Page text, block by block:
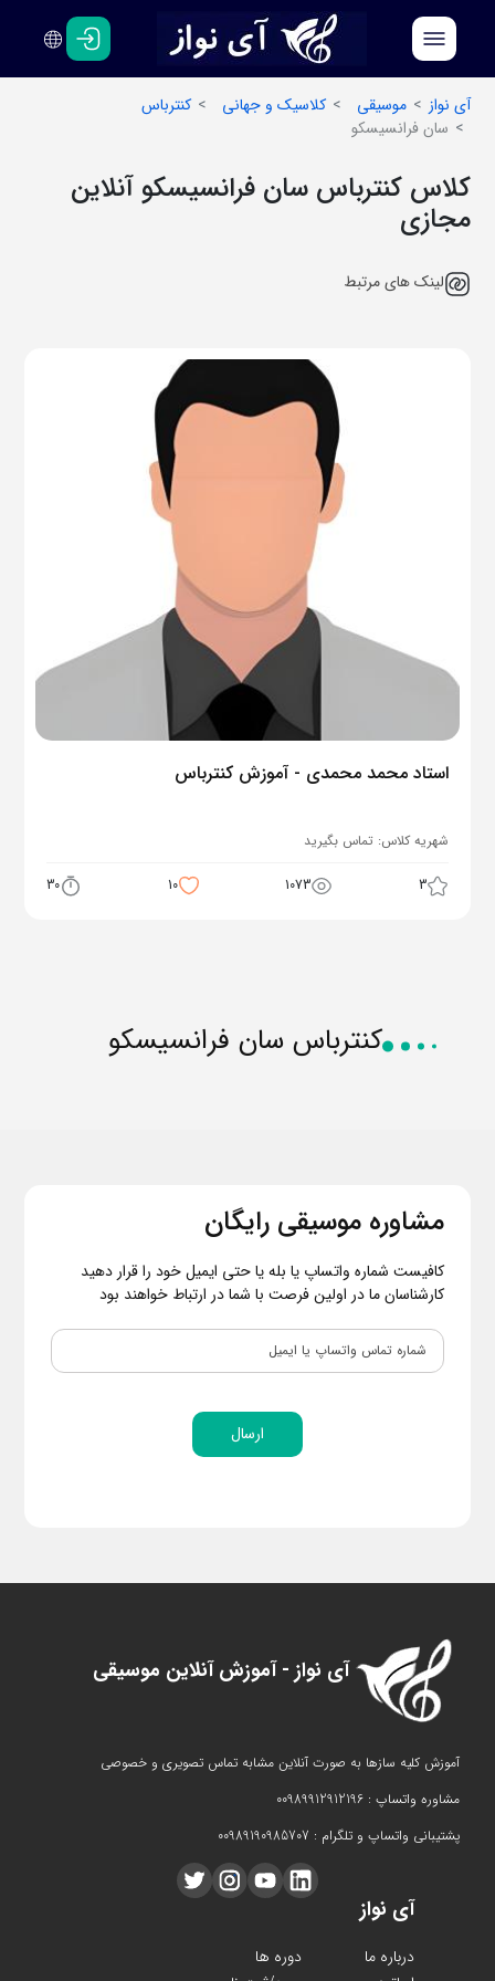
فارسی
انگلیسی
آی نواز
موسیقی کلاسیک و جهانی
کنترباس
سان فرانسیسکو
کلاس کنترباس سان فرانسیسکو آنلاین
مجازی
لینک های مرتبط
استاد محمد محمدی - آموزش کنترباس
شهریه کلاس: تماس بگیرید
3
1073
10
30
کنترباس سان فرانسیسکو
مشاوره موسیقی رایگان
کافیست شماره واتساپ یا بله یا حتی ایمیل خود را قرار دهید
کارشناسان ما در اولین فرصت با شما در ارتباط خواهند بود
ارسال
آی نواز - آموزش آنلاین موسیقی
آموزش کلیه سازها به صورت آنلاین مشابه تماس تصویری و خصوصی
مشاوره واتساپ : 00989912912196
پشتیبانی واتساپ و تلگرام : 00989190985707
آی نواز
درباره ما
دوره ها